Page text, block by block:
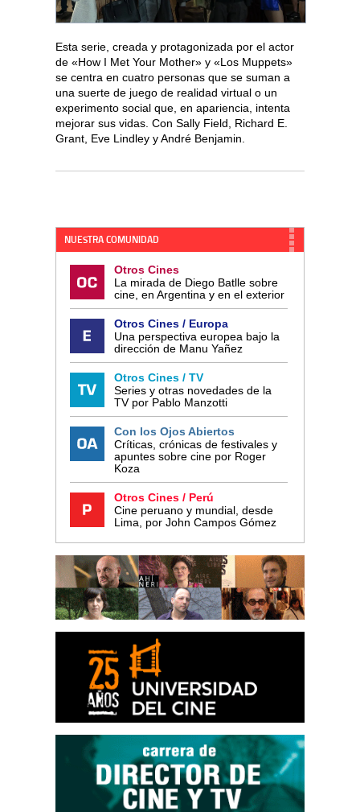
Esta serie, creada y protagonizada por el actor
de «How I Met Your Mother» y «Los Muppets»
se centra en cuatro personas que se suman a
una suerte de juego de realidad virtual o un
experimento social que, en apariencia, intenta
mejorar sus vidas. Con Sally Field, Richard E.
Grant, Eve Lindley y André Benjamin.
NUESTRA COMUNIDAD
Otros Cines
La mirada de Diego Batlle sobre
cine, en Argentina y en el exterior
Otros Cines / Europa
Una perspectiva europea bajo la
dirección de Manu Yañez
Otros Cines / TV
Series y otras novedades de la
TV por Pablo Manzotti
Con los Ojos Abiertos
Críticas, crónicas de festivales y
apuntes sobre cine por Roger
Koza
Otros Cines / Perú
Cine peruano y mundial, desde
Lima, por John Campos Gómez